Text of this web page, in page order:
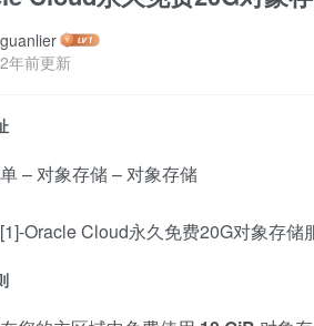
guanlier
2年前更新
– 对象存储 – 对象存储